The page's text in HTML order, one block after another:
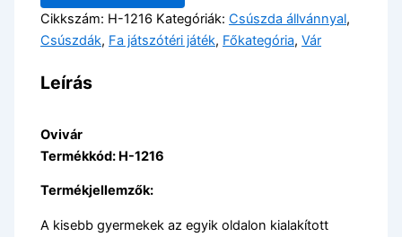
Cikkszám: H-1216 Kategóriák:Csúszda állvánnyal,
Csúszdák, Fa játszótéri játék, Főkategória,Vár
Leírás
Ovivár
Termékkód: H-1216
Termékjellemzők:
A kisebb gyermekek az egyik oldalon kialakított